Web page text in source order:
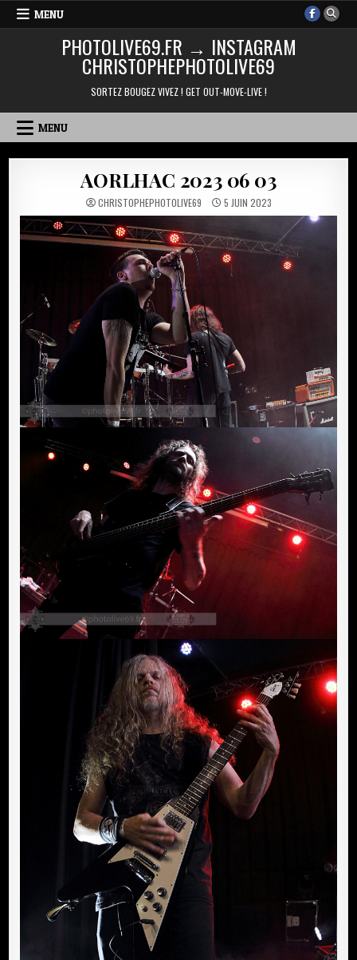
Skip
MENU
PHOTOLIVE69.FR → INSTAGRAM
CHRISTOPHEPHOTOLIVE69
SORTEZ BOUGEZ VIVEZ ! GET OUT-MOVE-LIVE !
MENU
AORLHAC 2023 06 03
CHRISTOPHEPHOTOLIVE69 5 JUIN 2023